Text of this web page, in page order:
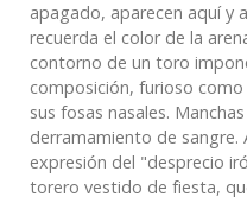
apagado, aparecen aquí y
recuerda el color de la
contorno de un toro
composición, furioso
sus fosas nasales.
derramamiento de sangre.
expresión del "desprecio
torero vestido de fiesta,